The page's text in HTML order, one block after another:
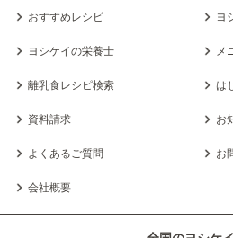
おすすめレシピ ヨ
ヨシケイの栄養士 メ
離乳食レシピ検索 は
資料請求 お
よくあるご質問 お
会社概要